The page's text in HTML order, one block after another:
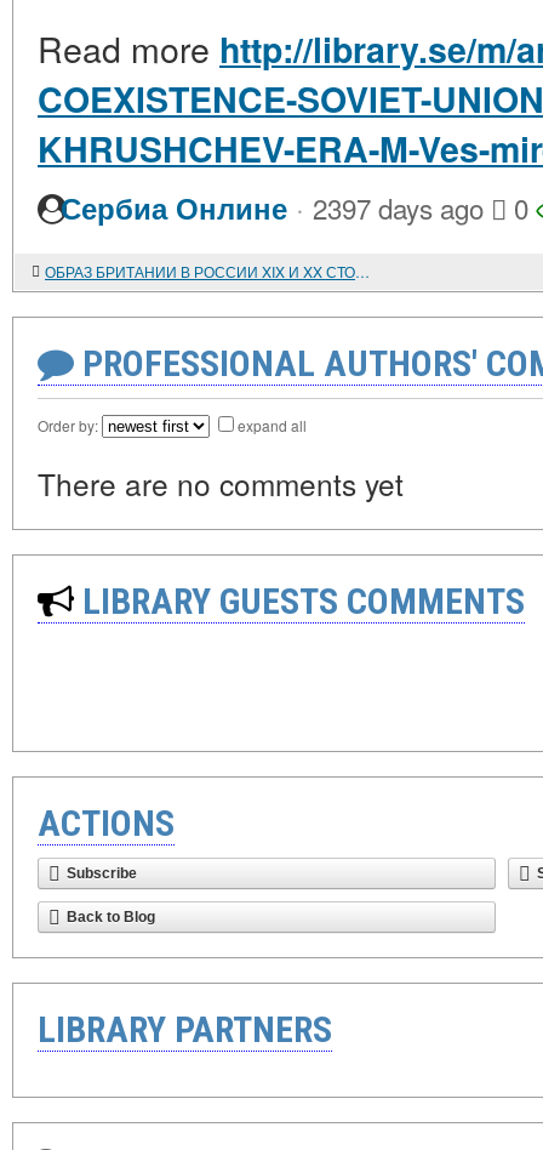
Read more http://library.se/m/
COEXISTENCE-SOVIET-
KHRUSHCHEV-ERA-M-Ves-
Сербиа Онлине · 2397 days ago 0
ОБРАЗ БРИТАНИИ В РОССИИ XIX И XX СТОЛЕТИЙ
PROFESSIONAL AUTHORS'
Order by: expand all
There are no comments yet
LIBRARY GUESTS COMMENTS
ACTIONS
Subscribe
Back to Blog
LIBRARY PARTNERS